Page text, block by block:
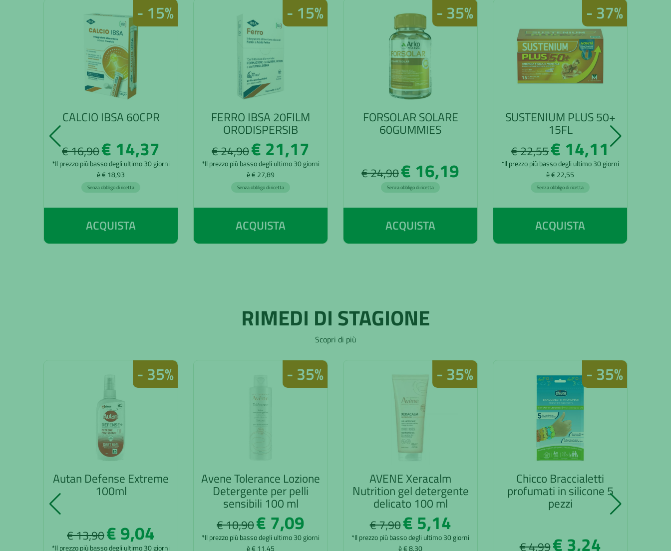
- 15%
CALCIO IBSA 60CPR
€ 16,90€ 14,37
*Il prezzo più basso degli ultimo 30 giorni
è € 18,93
Senza obbligo di ricetta
ACQUISTA
- 15%
FERRO IBSA 20FILM
ORODISPERSIB
€ 24,90€ 21,17
*Il prezzo più basso degli ultimo 30 giorni
è € 27,89
Senza obbligo di ricetta
ACQUISTA
- 35%
FORSOLAR SOLARE
60GUMMIES
€ 24,90€ 16,19
Senza obbligo di ricetta
ACQUISTA
- 37%
SUSTENIUM PLUS 50+
15FL
€ 22,55€ 14,11
*Il prezzo più basso degli ultimo 30 giorni
è € 22,55
Senza obbligo di ricetta
ACQUISTA
RIMEDI DI STAGIONE
Scopri di più
- 35%
Autan Defense Extreme
100ml
€ 13,90€ 9,04
*Il prezzo più basso degli ultimo 30 giorni
- 35%
Avene Tolerance Lozione
Detergente per pelli
sensibili 100 ml
€ 10,90€ 7,09
*Il prezzo più basso degli ultimo 30 giorni
è € 11,45
- 35%
AVENE Xeracalm
Nutrition gel detergente
delicato 100 ml
€ 7,90€ 5,14
*Il prezzo più basso degli ultimo 30 giorni
è € 8,30
- 35%
Chicco Braccialetti
profumati in silicone 5
pezzi
€ 4,99€ 3,24